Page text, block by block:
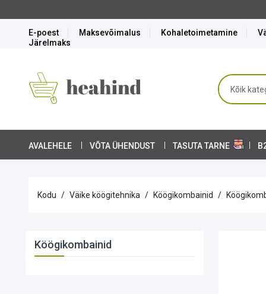
E-poest Maksevõimalus Kohaletoimetamine
Järelmaks
AVALEHELE VÕTA ÜHENDUST TASUTA TARNE
Kodu Väike köögitehnika Köögikombainid
Köögikombainid